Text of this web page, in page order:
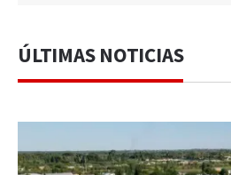
ÚLTIMAS NOTICIAS